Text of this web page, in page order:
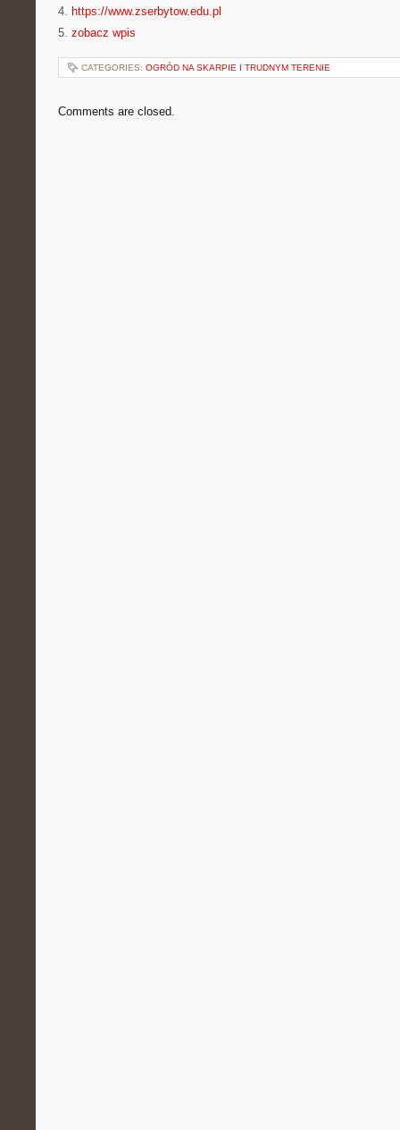
4. https://www.zserbytow.edu.pl
5. zobacz wpis
CATEGORIES: OGRÓD NA SKARPIE I TRUDNYM TERENIE
Comments are closed.